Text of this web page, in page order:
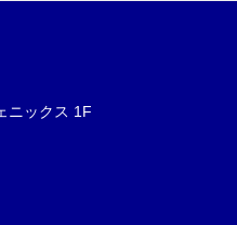
ニックス 1F